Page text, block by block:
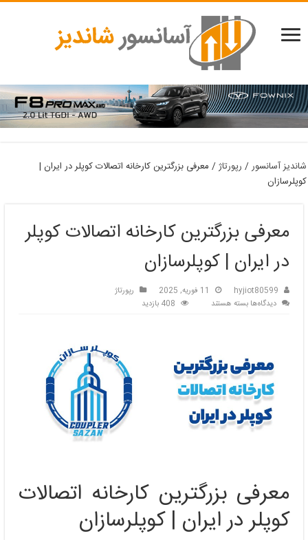
شاندیز آسانسور/ رپورتاژ/ معرفی بزرگترین کارخانه اتصالات کوپلر در ایران |
کوپلرسازان
معرفی بزرگترین کارخانه اتصالات کوپلر
در ایران | کوپلرسازان
hyjiot80599 11 فوریه, 2025
رپورتاژ
دیدگاه‌هابرای
اتصالات
کوپلر
در
ایران
|
کوپلرسازان
بسته هستند 408 بازدید
معرفی بزرگترین کارخانه اتصالات
کوپلر در ایران | کوپلرسازان